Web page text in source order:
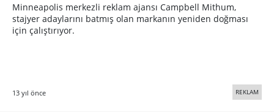
Minneapolis merkezli reklam ajansı Campbell Mithum,
stajyer adaylarını batmış olan markanın yeniden doğması
için çalıştırıyor.
13 yıl önce REKLAM